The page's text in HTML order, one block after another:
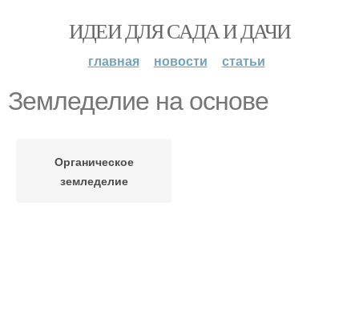
ИДЕИ ДЛЯ САДА И ДАЧИ
главная новости статьи
Земледелие на основе
Органическое
земледелие